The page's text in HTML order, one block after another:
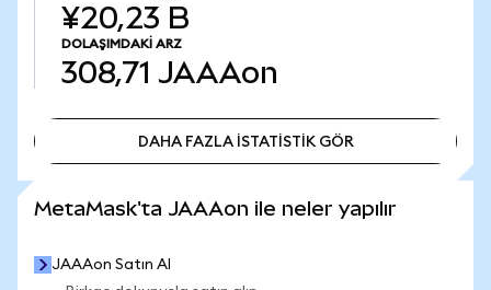
¥20,23 B
DOLAŞIMDAKI ARZ
308,71 JAAAon
DAHA FAZLA İSTATİSTİK GÖR
MetaMask'ta JAAAon ile neler yapılır
JAAAon Satın Al